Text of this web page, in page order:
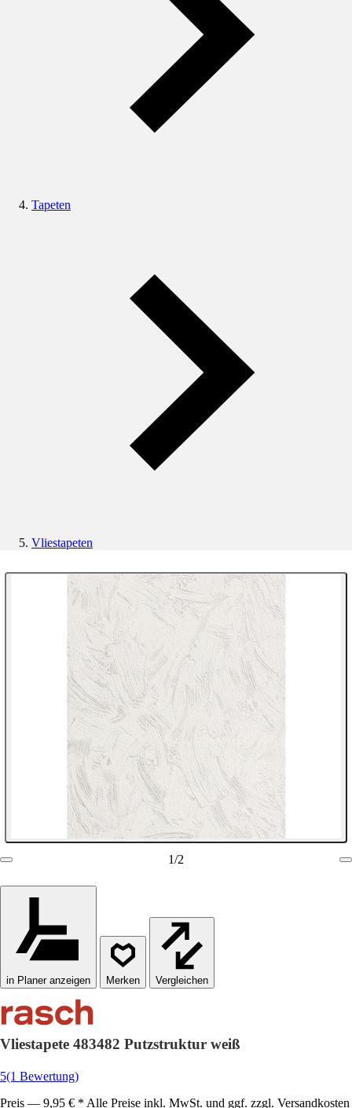
Tapeten
Vliestapeten
1/2
in Planer anzeigen Vergleichen
Vliestapete 483482 Putzstruktur weiß
5(1 Bewertung)
Preis — 9,95 € * Alle Preise inkl. MwSt. und ggf. zzgl. Versandkosten